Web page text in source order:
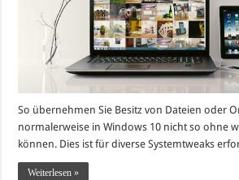
So übernehmen Sie Besitz von Dateien oder
normalerweise in Windows 10 nicht so ohne
können. Dies ist für diverse Systemtweaks
Weiterlesen »